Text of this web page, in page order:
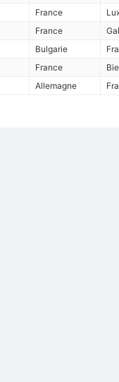
France
France
Bulgarie
France
Allemagne